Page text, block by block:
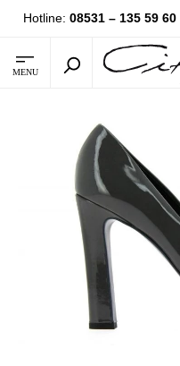
Hotline: 08531 – 135 59 60
MENU